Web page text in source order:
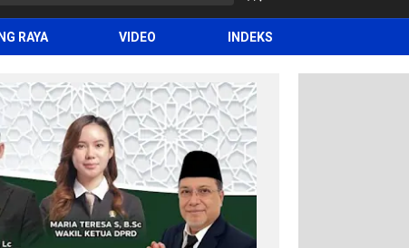
RAYA VIDEO INDEKS